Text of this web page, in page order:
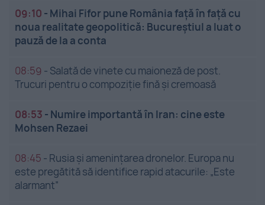
09:10 - Mihai Fifor pune România față în față cu
noua realitate geopolitică: Bucureștiul a luat o
pauză de la a conta
08:59 - Salată de vinete cu maioneză de post.
Trucuri pentru o compoziție fină și cremoasă
08:53 - Numire importantă în Iran: cine este
Mohsen Rezaei
08:45 - Rusia și amenințarea dronelor. Europa nu
este pregătită să identifice rapid atacurile: „Este
alarmant”